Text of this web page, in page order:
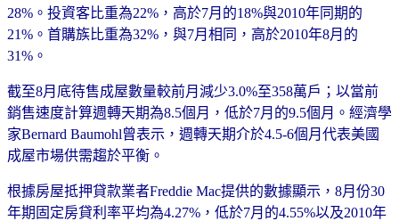
28%。投資客比重為22%，高於7月的18%與2010年同期的
21%。首購族比重為32%，與7月相同，高於2010年8月的
31%。
截至8月底待售成屋數量較前月減少3.0%至358萬戶；以當前
銷售速度計算週轉天期為8.5個月，低於7月的9.5個月。經濟學
家Bernard Baumohl曾表示，週轉天期介於4.5-6個月代表美國
成屋市場供需趨於平衡。
根據房屋抵押貸款業者Freddie Mac提供的數據顯示，8月份30
年期固定房貸利率平均為4.27%，低於7月的4.55%以及2010年